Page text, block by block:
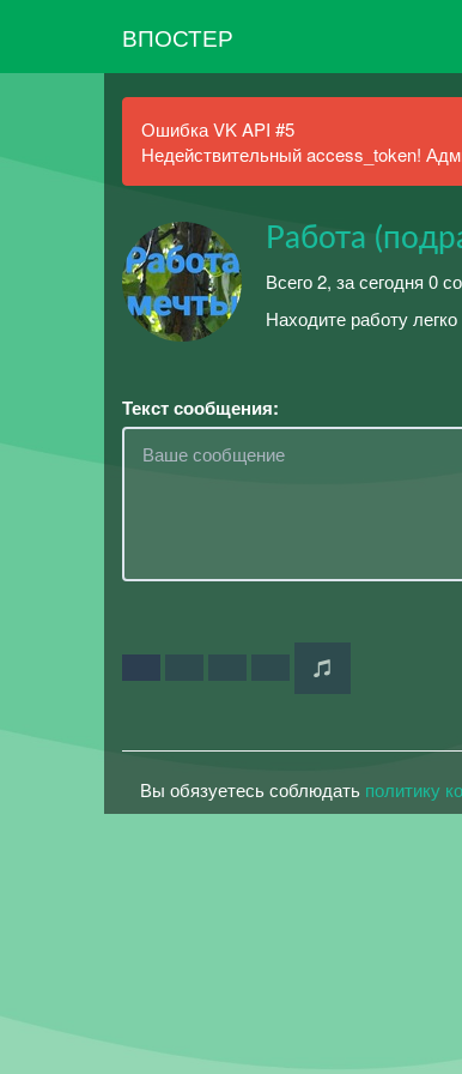
ВПОСТЕР
Ошибка VK API #5
Недействительный access_token!
Работа
Всего 2, за сегодня 0
Находите работу легко
Текст сообщения:
Вы обязуетесь соблюдать политику